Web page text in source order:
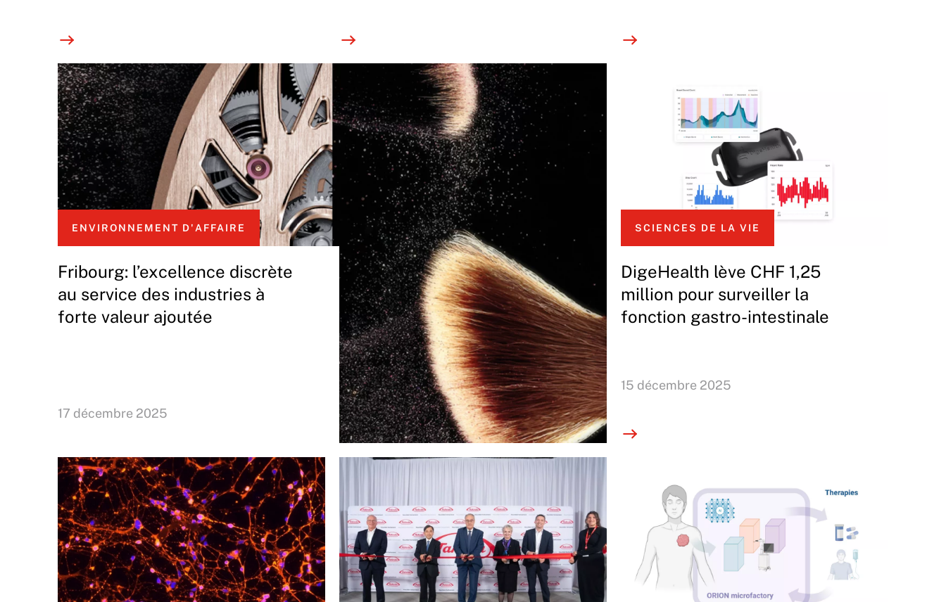
ENVIRONNEMENT D'AFFAIRE
Fribourg: l’excellence discrète
au service des industries à
forte valeur ajoutée
17 décembre 2025
SCIENCES DE LA VIE
DigeHealth lève CHF 1,25
million pour surveiller la
fonction gastro-intestinale
15 décembre 2025